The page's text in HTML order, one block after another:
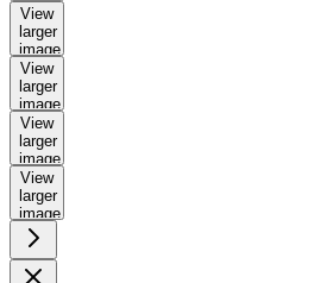
View
larger
image
View
larger
image
View
larger
image
View
larger
image